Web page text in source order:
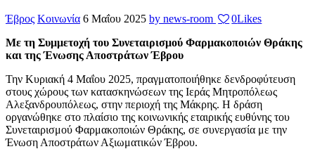
Έβρος Κοινωνία 6 Μαΐου 2025 by news-room 0Likes
Με τη Συμμετοχή του Συνεταιρισμού Φαρμακοποιών Θράκης
και της Ένωσης Αποστράτων Έβρου
Την Κυριακή 4 Μαΐου 2025, πραγματοποιήθηκε δενδροφύτευση
στους χώρους των κατασκηνώσεων της Ιεράς Μητροπόλεως
Αλεξανδρουπόλεως, στην περιοχή της Μάκρης. Η δράση
οργανώθηκε στο πλαίσιο της κοινωνικής εταιρικής ευθύνης του
Συνεταιρισμού Φαρμακοποιών Θράκης, σε συνεργασία με την
Ένωση Αποστράτων Αξιωματικών Έβρου.